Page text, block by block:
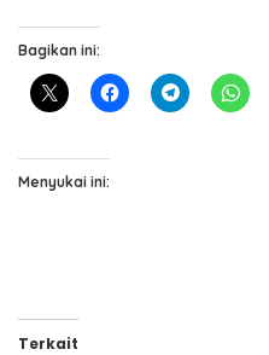
Bagikan ini:
Menyukai ini:
Terkait